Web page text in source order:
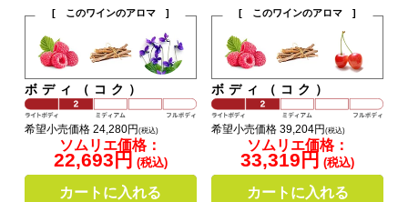
[ このワインのアロマ ]
ボディ（コク）
希望小売価格 24,280円 (税込)
ソムリエ価格：
22,693円 (税込)
カートに入れる
[ このワインのアロマ ]
ボディ（コク）
希望小売価格 39,204円(税込)
ソムリエ価格：
33,319円 (税込)
カートに入れる